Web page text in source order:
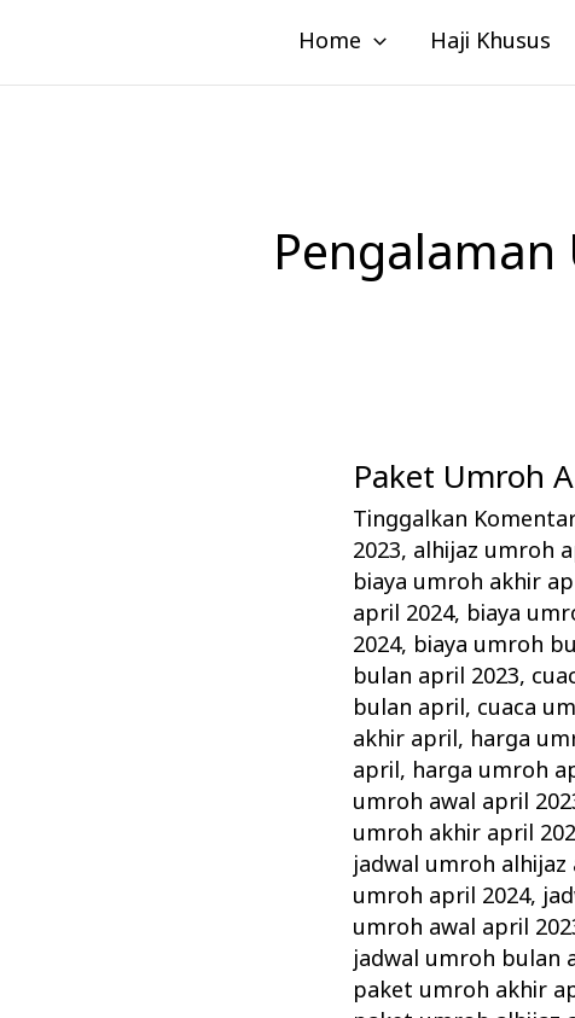
konten
Home Haji Khusus
Paket Umroh
Tinggalkan
2023, alhijaz umroh
biaya umroh akhir
april 2024, biaya
2024, biaya umroh
bulan april 2023,
bulan april, cuaca
akhir april, harga
april, harga umroh
umroh awal april
umroh akhir april
jadwal umroh alhijaz
umroh april 2024,
umroh awal april
jadwal umroh bulan
paket umroh akhir
Paket
Umroh
April
Alhijaz
Promo
Biaya
Murah